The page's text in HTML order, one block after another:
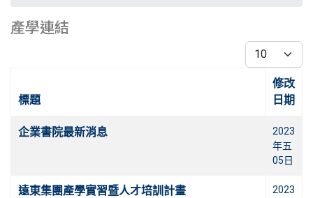
產學連結
每頁顯示條數
文章
標題
修改
日期
企業書院最新消息
2023
年五
05日
遠東集團產學實習暨人才培訓計畫
2023